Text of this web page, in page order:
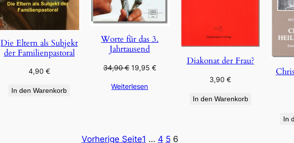
Die Eltern als Subjekt
der Familienpastoral
4,90 €
In den Warenkorb
Worte für das 3.
Jahrtausend
34,90€ Ursprünglicher
war:
19,95 €Aktueller
Weiterlesen
Diakonat der Frau?
3,90€
In den Warenkorb
In
Vorherige Seite1 … 4 5 6